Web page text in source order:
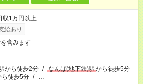
1万円以上
給あり
含みます
から徒歩2分 / なんば(地下鉄)駅から徒歩5分
ら徒歩5分 / …